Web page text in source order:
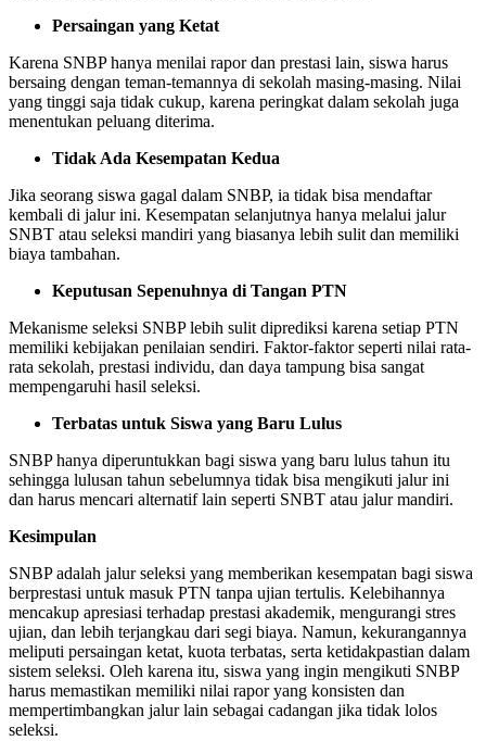
Persaingan yang Ketat
Karena SNBP hanya menilai rapor dan prestasi lain, siswa harus
bersaing dengan teman-temannya di sekolah masing-masing. Nilai
yang tinggi saja tidak cukup, karena peringkat dalam sekolah juga
menentukan peluang diterima.
Tidak Ada Kesempatan Kedua
Jika seorang siswa gagal dalam SNBP, ia tidak bisa mendaftar
kembali di jalur ini. Kesempatan selanjutnya hanya melalui jalur
SNBT atau seleksi mandiri yang biasanya lebih sulit dan memiliki
biaya tambahan.
Keputusan Sepenuhnya di Tangan PTN
Mekanisme seleksi SNBP lebih sulit diprediksi karena setiap PTN
memiliki kebijakan penilaian sendiri. Faktor-faktor seperti nilai rata-
rata sekolah, prestasi individu, dan daya tampung bisa sangat
mempengaruhi hasil seleksi.
Terbatas untuk Siswa yang Baru Lulus
SNBP hanya diperuntukkan bagi siswa yang baru lulus tahun itu
sehingga lulusan tahun sebelumnya tidak bisa mengikuti jalur ini
dan harus mencari alternatif lain seperti SNBT atau jalur mandiri.
Kesimpulan
SNBP adalah jalur seleksi yang memberikan kesempatan bagi siswa
berprestasi untuk masuk PTN tanpa ujian tertulis. Kelebihannya
mencakup apresiasi terhadap prestasi akademik, mengurangi stres
ujian, dan lebih terjangkau dari segi biaya. Namun, kekurangannya
meliputi persaingan ketat, kuota terbatas, serta ketidakpastian dalam
sistem seleksi. Oleh karena itu, siswa yang ingin mengikuti SNBP
harus memastikan memiliki nilai rapor yang konsisten dan
mempertimbangkan jalur lain sebagai cadangan jika tidak lolos
seleksi.